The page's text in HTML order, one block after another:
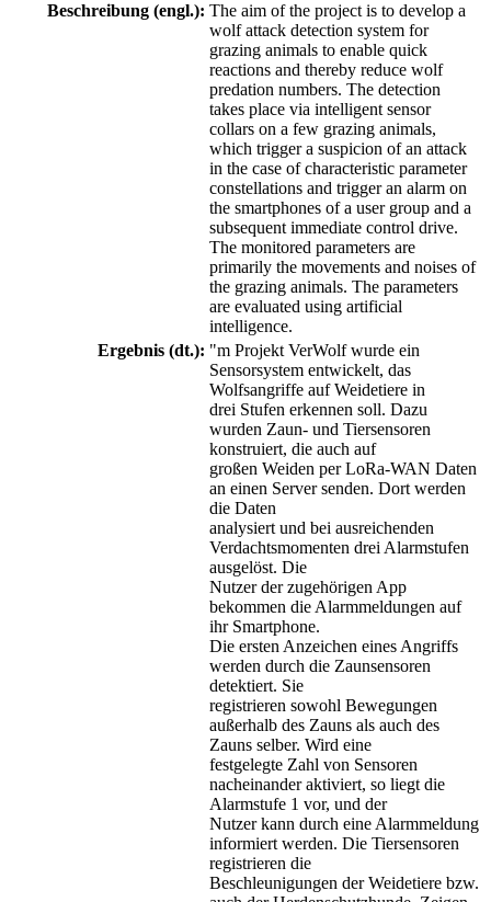
Beschreibung (engl.): The aim of the project is to develop a
wolf attack detection system for
grazing animals to enable quick
reactions and thereby reduce wolf
predation numbers. The detection
takes place via intelligent sensor
collars on a few grazing animals,
which trigger a suspicion of an attack
in the case of characteristic parameter
constellations and trigger an alarm on
the smartphones of a user group and a
subsequent immediate control drive.
The monitored parameters are
primarily the movements and noises of
the grazing animals. The parameters
are evaluated using artificial
intelligence.
Ergebnis (dt.): "m Projekt VerWolf wurde ein
Sensorsystem entwickelt, das
Wolfsangriffe auf Weidetiere in
drei Stufen erkennen soll. Dazu
wurden Zaun- und Tiersensoren
konstruiert, die auch auf
großen Weiden per LoRa-WAN Daten
an einen Server senden. Dort werden
die Daten
analysiert und bei ausreichenden
Verdachtsmomenten drei Alarmstufen
ausgelöst. Die
Nutzer der zugehörigen App
bekommen die Alarmmeldungen auf
ihr Smartphone.
Die ersten Anzeichen eines Angriffs
werden durch die Zaunsensoren
detektiert. Sie
registrieren sowohl Bewegungen
außerhalb des Zauns als auch des
Zauns selber. Wird eine
festgelegte Zahl von Sensoren
nacheinander aktiviert, so liegt die
Alarmstufe 1 vor, und der
Nutzer kann durch eine Alarmmeldung
informiert werden. Die Tiersensoren
registrieren die
Beschleunigungen der Weidetiere bzw.